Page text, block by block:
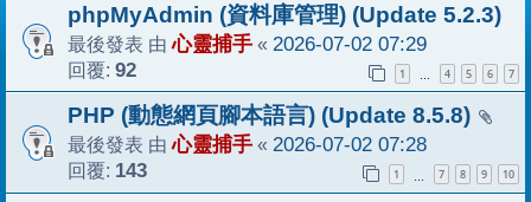
phpMyAdmin (資料庫管理) (Update 5.2.3)
最後發表 由心靈捕手 « 2026-07-02 07:29
回覆: 92 1 … 4 5 6 7
PHP (動態網頁腳本語言) (Update 8.5.8)
最後發表 由心靈捕手 « 2026-07-02 07:28
回覆: 143 1 7 8 9 10